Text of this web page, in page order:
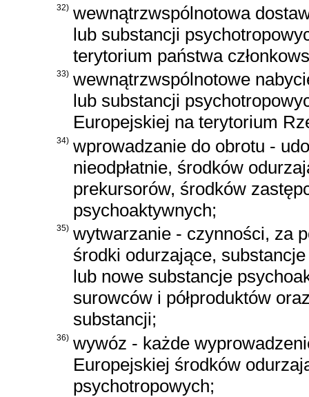
32) wewnątrzwspólnotowa
lub substancji
terytorium państwa
33) wewnątrzwspólnotowe
lub substancji
Europejskiej na terytorium
34) wprowadzanie do obrotu -
nieodpłatnie, środków
prekursorów, środków
psychoaktywnych;
35) wytwarzanie - czynności, za
środki odurzające,
lub nowe substancje
surowców i półproduktów
substancji;
36) wywóz - każde
Europejskiej środków
psychotropowych;